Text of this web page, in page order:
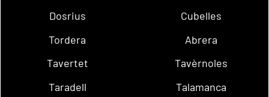
Dosrius
Cubelles
Tordera
Abrera
Tavertet
Tavèrnoles
Taradell
Talamanca